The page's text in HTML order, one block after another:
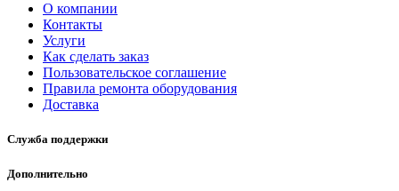
О компании
Контакты
Услуги
Как сделать заказ
Пользовательское соглашение
Правила ремонта оборудования
Доставка
Служба поддержки
Дополнительно